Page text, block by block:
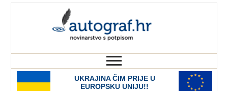
UKRAJINA ČIM PRIJE U
EUROPSKU UNIJU!!